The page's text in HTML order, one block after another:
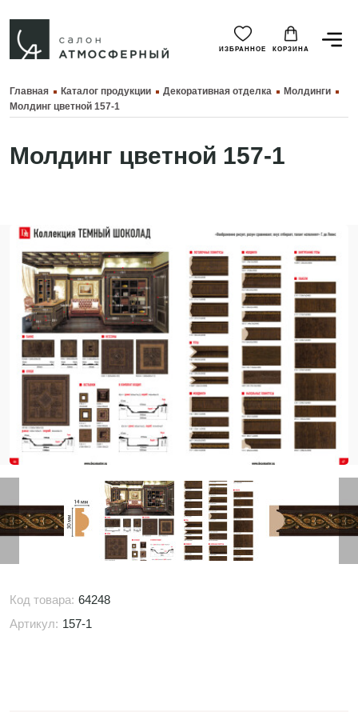
ИЗБРАННОЕ КОРЗИНА
Главная Каталог продукции Декоративная отделка
Молдинги
Молдинг цветной 157-1
Молдинг цветной 157-1
Код товара: 64248
Артикул: 157-1